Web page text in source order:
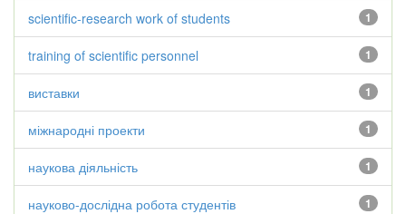
1
scientific-research work of students
1
training of scientific personnel
1
виставки
1
міжнародні проекти
1
наукова діяльність
1
науково-дослідна робота студентів